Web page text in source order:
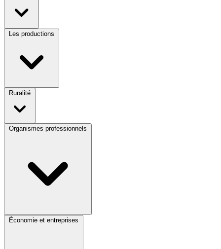
Les productions
Ruralité
Organismes professionnels
Économie et entreprises